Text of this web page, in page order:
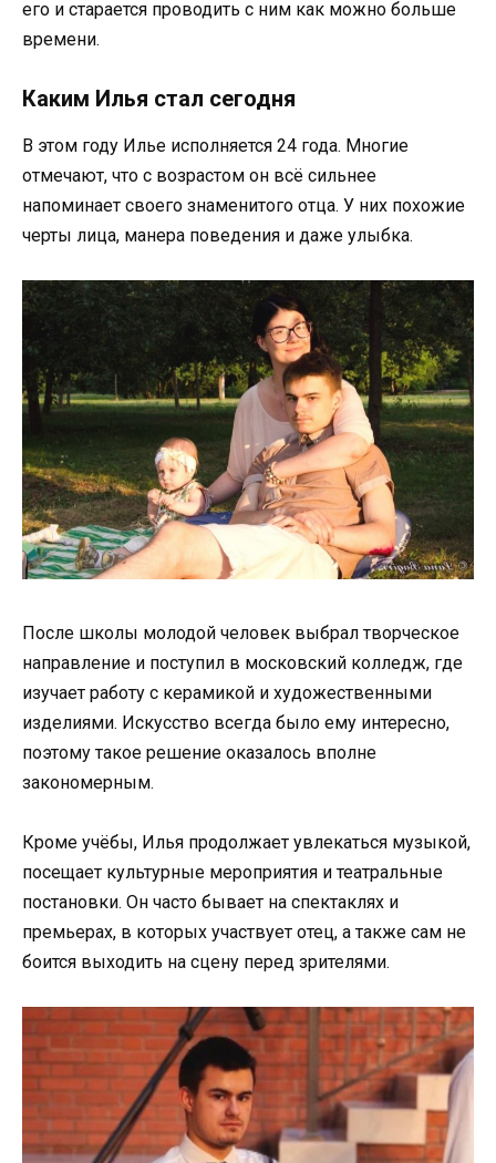
его и старается проводить с ним как можно больше
времени.
Каким Илья стал сегодня
В этом году Илье исполняется 24 года. Многие
отмечают, что с возрастом он всё сильнее
напоминает своего знаменитого отца. У них похожие
черты лица, манера поведения и даже улыбка.
После школы молодой человек выбрал творческое
направление и поступил в московский колледж, где
изучает работу с керамикой и художественными
изделиями. Искусство всегда было ему интересно,
поэтому такое решение оказалось вполне
закономерным.
Кроме учёбы, Илья продолжает увлекаться музыкой,
посещает культурные мероприятия и театральные
постановки. Он часто бывает на спектаклях и
премьерах, в которых участвует отец, а также сам не
боится выходить на сцену перед зрителями.